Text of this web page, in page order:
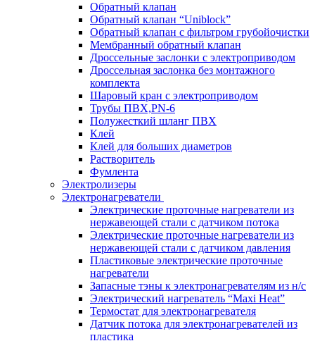
Обратный клапан
Обратный клапан “Uniblock”
Обратный клапан с фильтром грубойочистки
Мембранный обратный клапан
Дроссельные заслонки с электроприводом
Дроссельная заслонка без монтажного
комплекта
Шаровый кран с электроприводом
Трубы ПВХ,PN-6
Полужесткий шланг ПВХ
Клей
Клей для больших диаметров
Растворитель
Фумлента
Электролизеры
Электронагреватели
Электрические проточные нагреватели из
нержавеющей стали с датчиком потока
Электрические проточные нагреватели из
нержавеющей стали с датчиком давления
Пластиковые электрические проточные
нагреватели
Запасные тэны к электронагревателям из н/с
Электрический нагреватель “Maxi Heat”
Термостат для электронагревателя
Датчик потока для электронагревателей из
пластика